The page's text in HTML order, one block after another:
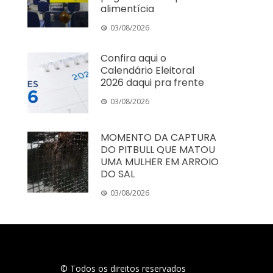
alimentícia
03/08/2026
Confira aqui o
Calendário Eleitoral
2026 daqui pra frente
03/08/2026
MOMENTO DA CAPTURA
DO PITBULL QUE MATOU
UMA MULHER EM ARROIO
DO SAL
03/08/2026
© Todos os direitos reservados